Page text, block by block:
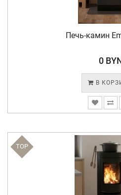
Печь-камин
0
В
TOP